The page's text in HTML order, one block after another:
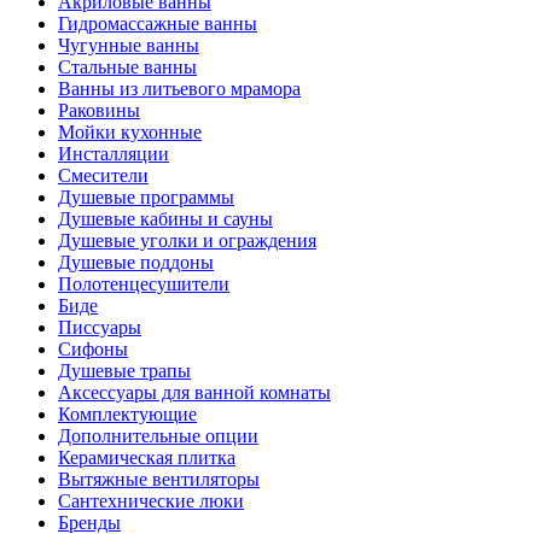
Гидромассажные ванны
Чугунные ванны
Стальные ванны
Ванны из литьевого мрамора
Раковины
Мойки кухонные
Инсталляции
Смесители
Душевые программы
Душевые кабины и сауны
Душевые уголки и ограждения
Душевые поддоны
Полотенцесушители
Биде
Писсуары
Сифоны
Душевые трапы
Аксессуары для ванной комнаты
Комплектующие
Дополнительные опции
Керамическая плитка
Вытяжные вентиляторы
Сантехнические люки
Бренды